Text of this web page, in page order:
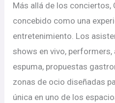
Más allá de los conciertos,
concebido como una
entretenimiento. Los
shows en vivo, performers,
espuma, propuestas
zonas de ocio diseñadas
única en uno de los